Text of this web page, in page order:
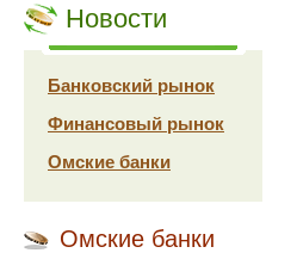
Новости
Банковский рынок
Финансовый рынок
Омские банки
Омские банки